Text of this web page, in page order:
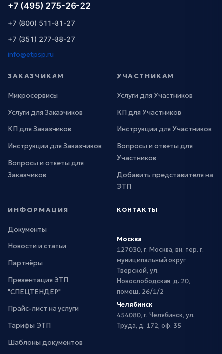
+7 (495) 275-26-22
+7 (800) 511-81-27
+7 (351) 277-88-27
info@etpsp.ru
ЗАКАЗЧИКАМ
Микросервисы
Услуги для Заказчиков
КП для Заказчиков
Инструкции для Заказчиков
Вопросы и ответы для
Заказчиков
УЧАСТНИКАМ
Услуги для Участников
КП для Участников
Инструкции для Участников
Вопросы и ответы для
Участников
Добавить представителя на
ЭТП
ИНФОРМАЦИЯ
Документы
Новости и статьи
Партнёры
Презентация ЭТП
"СПЕЦТЕНДЕР"
Прайс-лист на услуги
Тарифы ЭТП
Шаблоны документов
КОНТАКТЫ
Москва
127030, г. Москва, вн. тер. г.
муниципальный округ
Тверской, ул.
Новослободская, д. 20,
помещ. 26/1/2
Челябинск
454080, г. Челябинск, ул.
Труда, д. 172, оф. 35